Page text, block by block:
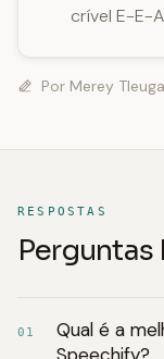
crível E-E-
Por Merey
RESPOSTAS
Perguntas
01
Qual é a